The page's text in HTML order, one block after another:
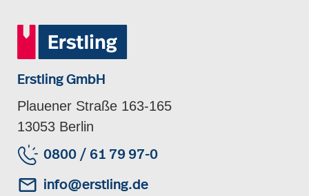
Erstling GmbH
Plauener Straße 163-165
13053 Berlin
0800 / 61 79 97-0
info@erstling.de